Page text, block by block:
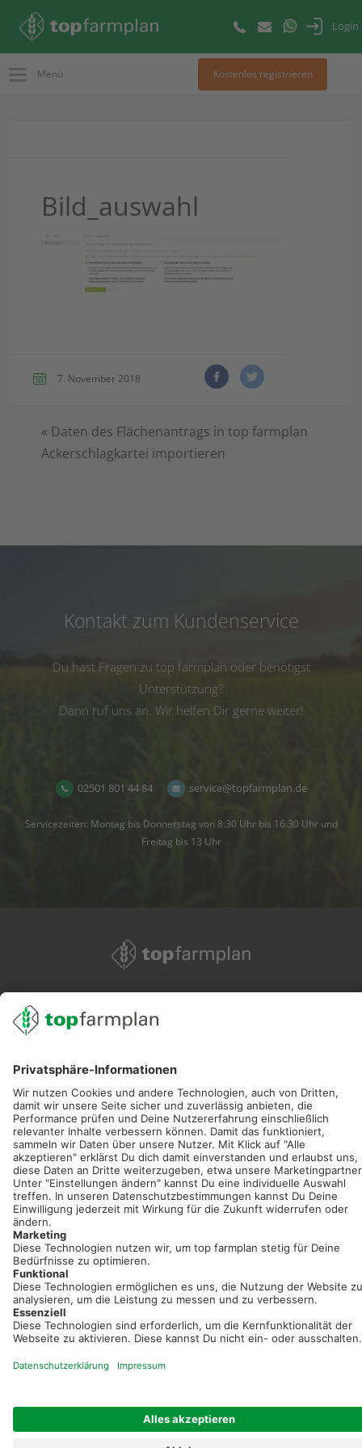
Login
Menü Kostenlos registrieren
Bild_auswahl
7. November 2018
« Daten des Flächenantrags in top farmplan
Ackerschlagkartei importieren
Kontakt zum Kundenservice
Du hast Fragen zu top farmplan oder benötigst
Unterstützung?
Dann ruf uns an. Wir helfen Dir gerne weiter!
02501 801 44 84 service@topfarmplan.de
Servicezeiten: Montag bis Donnerstag von 8:30 Uhr bis 16:30 Uhr und
Freitag bis 13 Uhr
service@topfarmplan.de
Sei immer auf dem Laufenden!
Neue Features, spannende Tipps und hilfreiche Anleitungen!
Registriere dich kostenlos!
einfach und bequem!
Kostenlos registrieren & sofort starten
Impressum Kontakt & Hilfe